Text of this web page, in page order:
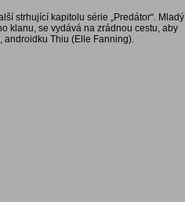
strhující kapitolu série „Predátor“. Mladý
klanu, se vydává na zrádnou cestu, aby
Thiu (Elle Fanning).